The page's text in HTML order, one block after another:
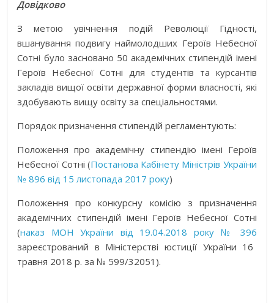
Довідково
З метою увічнення подій Революції Гідності,
вшанування подвигу наймолодших Героїв Небесної
Сотні було засновано 50 академічних стипендій імені
Героїв Небесної Сотні для студентів та курсантів
закладів вищої освіти державної форми власності, які
здобувають вищу освіту за спеціальностями.
Порядок призначення стипендій регламентують:
Положення про академічну стипендію імені Героїв
Небесної Сотні (Постанова Кабінету Міністрів України
№ 896 від 15 листопада 2017 року)
Положення про конкурсну комісію з призначення
академічних стипендій імені Героїв Небесної Сотні
(наказ МОН України від 19.04.2018 року № 396
зареєстрований в Міністерстві юстиції України 16
травня 2018 р. за № 599/32051).